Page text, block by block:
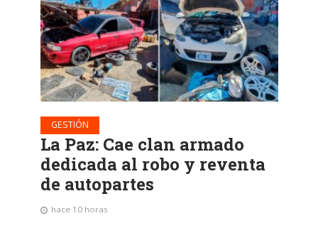
GESTIÓN
La Paz: Cae clan armado
dedicada al robo y reventa
de autopartes
hace 10 horas